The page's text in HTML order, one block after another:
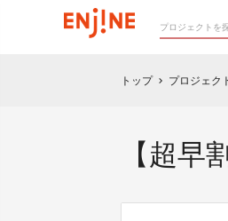
トップ chevron_right プロジェク
【超